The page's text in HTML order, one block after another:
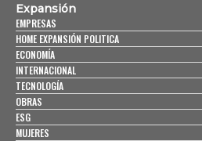
Expansión
EMPRESAS
HOME EXPANSIÓN POLITICA
ECONOMÍA
INTERNACIONAL
TECNOLOGÍA
OBRAS
ESG
MUJERES